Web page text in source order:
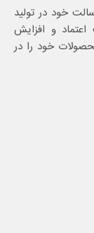
خود در تولید
و افزایش
خود را در